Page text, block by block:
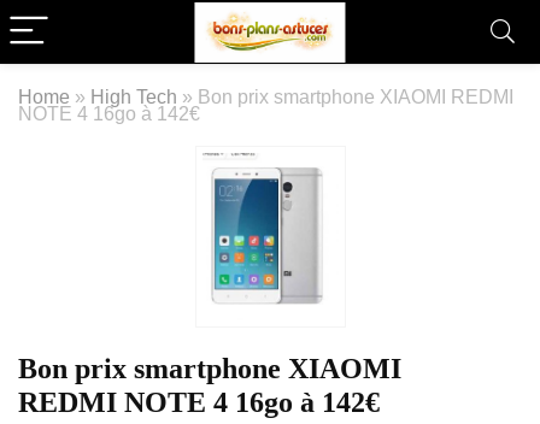
Home » High Tech » Bon prix smartphone XIAOMI REDMI
NOTE 4 16go à 142€
Bon prix smartphone XIAOMI
REDMI NOTE 4 16go à 142€